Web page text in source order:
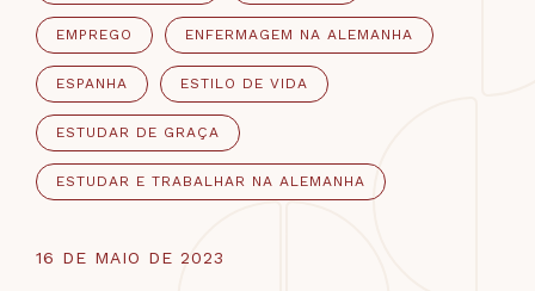
EMPREGO ENFERMAGEM NA ALEMANHA
ESPANHA ESTILO DE VIDA
ESTUDAR DE GRAÇA
ESTUDAR E TRABALHAR NA ALEMANHA
16 DE MAIO DE 2023